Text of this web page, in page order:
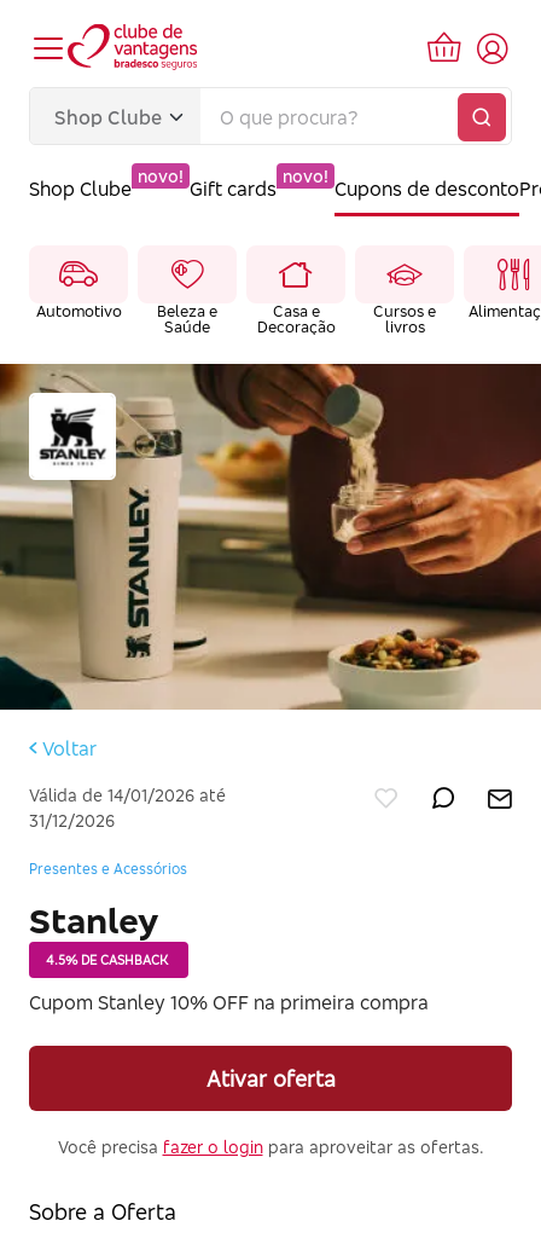
Shop Clube
novo!
Gift cards
novo!
Cupons de desconto
Automotivo
Beleza e
Saúde
Casa e
Decoração
Cursos e
livros
Voltar
Válida de 14/01/2026 até
31/12/2026
Presentes e Acessórios
Stanley
4.5% DE CASHBACK
Cupom Stanley 10% OFF na primeira compra
Ativar oferta
Você precisa fazer o loginpara aproveitar as ofertas.
Sobre a Oferta